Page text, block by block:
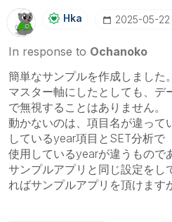
Hka ‎2025-05-22
In response to Ochanoko
簡単なサンプルを作成しました。
マスター軸にしたとしても、デ
で無視することはありません。
動かないのは、項目名が違って
しているyear項目とSET分析で
使用しているyearが違うもので
サンプルアプリと同じ設定をし
ればサンプルアプリを頂けます